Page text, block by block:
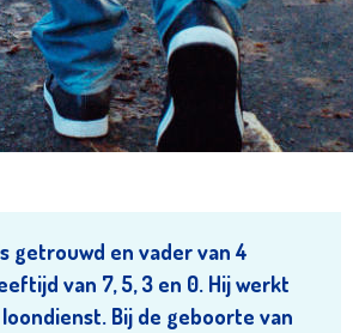
getrouwd en vader van 4
van 7, 5, 3 en 0. Hij werkt
Bij de geboorte van